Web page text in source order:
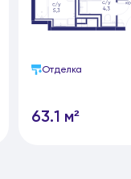
Отделка
63.1 м²